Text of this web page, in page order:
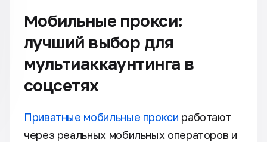
Мобильные прокси:
лучший выбор для
мультиаккаунтинга в
соцсетях
Приватные мобильные прокси работают
через реальных мобильных операторов и